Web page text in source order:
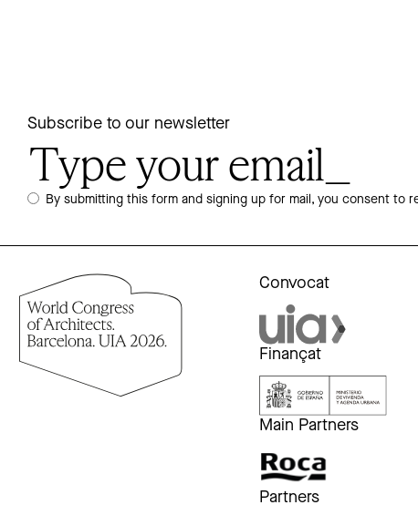
Subscribe to our newsletter
By submitting this form and signing up for mail, you consent to
Convocat
Finançat
Main Partners
Partners